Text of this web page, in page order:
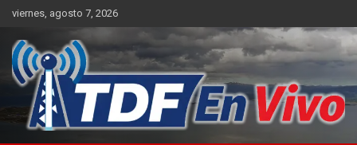
Skip
content
viernes, agosto 7, 2026